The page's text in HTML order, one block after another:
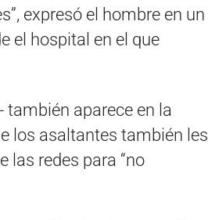
expresó el hombre en un
el hospital en el que
también aparece en la
los asaltantes también les
las redes para “no